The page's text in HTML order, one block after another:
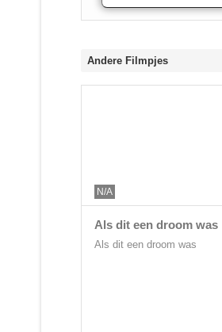
Andere Filmpjes
N/A
Als dit een droom was
Als dit een droom was